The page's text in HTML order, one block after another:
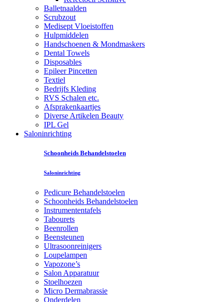
Balletnaalden
Scrubzout
Medisept Vloeistoffen
Hulpmiddelen
Handschoenen & Mondmaskers
Dental Towels
Disposables
Epileer Pincetten
Textiel
Bedrijfs Kleding
RVS Schalen etc.
Afsprakenkaartjes
Diverse Artikelen Beauty
IPL Gel
Saloninrichting
Schoonheids Behandelstoelen
Saloninrichting
Pedicure Behandelstoelen
Schoonheids Behandelstoelen
Instrumententafels
Tabourets
Beenrollen
Beensteunen
Ultrasoonreinigers
Loupelampen
Vapozone’s
Salon Apparatuur
Stoelhoezen
Micro Dermabrassie
Onderdelen